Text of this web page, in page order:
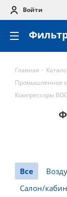
Войти
Главная -
Промышленное
Компрессоры
Все
Салон/